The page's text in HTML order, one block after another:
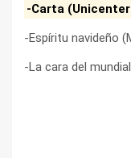
-Carta (Unicenter
-Espíritu navideño
-La cara del